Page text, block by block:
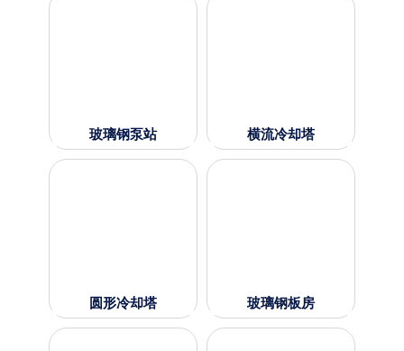
玻璃钢泵站 横流冷却塔
圆形冷却塔 玻璃钢板房